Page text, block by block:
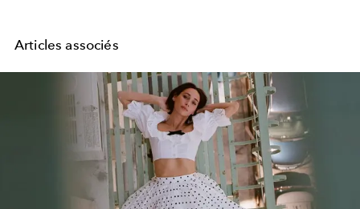
Articles associés